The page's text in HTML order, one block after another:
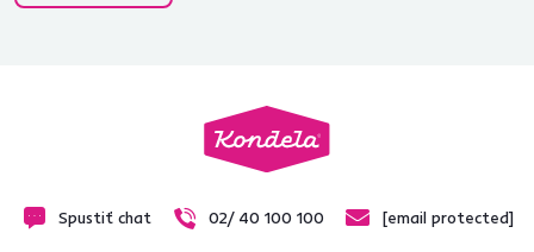
Spustiť chat 02/ 40 100 100 [email protected]